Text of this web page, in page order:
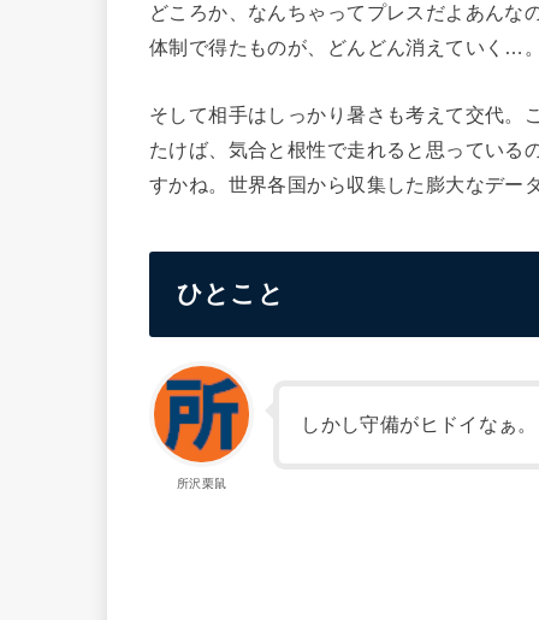
どころか、なんちゃってプレスだよあん
体制で得たものが、どんどん消えていく…。
そして相手はしっかり暑さも考えて交代。
たけば、気合と根性で走れると思ってい
すかね。世界各国から収集した膨大なデー
ひとこと
所沢栗鼠
しかし守備がヒドイなぁ。